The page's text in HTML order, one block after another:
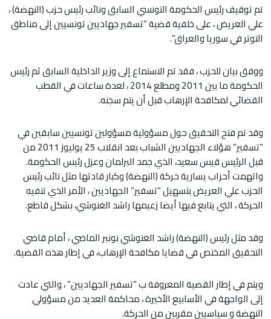
تم توقيف رئيس الحكومة التونسي السابق ونائب رئيس حزب (النهضة) ،
علي العريض ، على خلفية قضية “تسفير جهاديين تونسيين إلى مناطق
التوتر في سوريا والعراق”.
ووفق بيان للحزب ، فقد تم الاستماع إلى وزير الداخلية السابق ثم رئيس
الحكومة ما بين 2011 ومطلع 2014 ، لعدة ساعات في القطب
القضائي لمكافحة الإرهاب قبل أن يتم سجنه.
وقد تم فتح التحقيق حول مسؤولية مسؤولين تونسيين سابقين في
“تسفير” هؤلاء الجهاديين الشباب بعد انقلاب 25 يوليوز 2011 من
قبل الرئيس قيس سعيد، الذي جمد البرلمان وعزل رئيس الحكومة.
واتهمت أحزاب يسارية حركة (النهضة) وكبار قادتها مثل نائب رئيس
الحزب علي العريض بتسهيل “تسفير” الجهاديين ، الأمر الذي تنفيه
الحركة ، التي يتابع فيها أيضا زعيمها راشد الغنوشي، بشكل قاطع.
وقد مثل رئيس (النهضة) راشد الغنوشي نونبر الماضي ، أمام قاضي
التحقيق المختص في قضايا مكافحة الإرهاب، في إطار هذه القضية.
ويتم في إطار القضية المعروفة ب “تسفير الجهاديين” ، والتي عادت
إلى الواجهة في الأسابيع الأخيرة ، محاكمة العديد من مسؤولي
النهضة و سياسيين مقربين من الحركة.